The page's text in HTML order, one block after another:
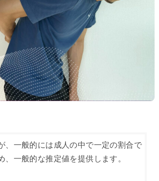
、一般的には成人の中で一定の割合で
一般的な推定値を提供します。